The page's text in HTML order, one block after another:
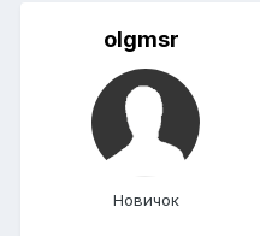
olgmsr
Новичок